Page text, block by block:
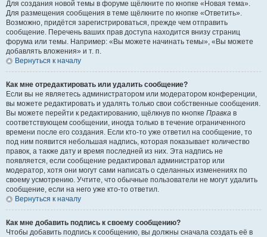
Для создания новой темы в форуме щёлкните по кнопке «Новая тема».
Для размещения сообщения в теме щёлкните по кнопке «Ответить».
Возможно, придётся зарегистрироваться, прежде чем отправить
сообщение. Перечень ваших прав доступа находится внизу страниц
форума или темы. Например: «Вы можете начинать темы», «Вы можете
добавлять вложения» и т. п.
Вернуться к началу
Как мне отредактировать или удалить сообщение?
Если вы не являетесь администратором или модератором конференции,
вы можете редактировать и удалять только свои собственные сообщения.
Вы можете перейти к редактированию, щёлкнув по кнопке Правка в
соответствующем сообщении, иногда только в течение ограниченного
времени после его создания. Если кто-то уже ответил на сообщение, то
под ним появится небольшая надпись, которая показывает количество
правок, а также дату и время последней из них. Эта надпись не
появляется, если сообщение редактировал администратор или
модератор, хотя они могут сами написать о сделанных изменениях по
своему усмотрению. Учтите, что обычные пользователи не могут удалить
сообщение, если на него уже кто-то ответил.
Вернуться к началу
Как мне добавить подпись к своему сообщению?
Чтобы добавить подпись к сообщению, вы должны сначала создать её в